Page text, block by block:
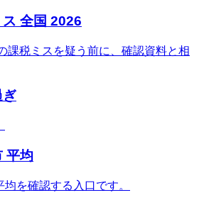
全国 2026
課税ミスを疑う前に、確認資料と相
ぎ
平均
を確認する入口です。